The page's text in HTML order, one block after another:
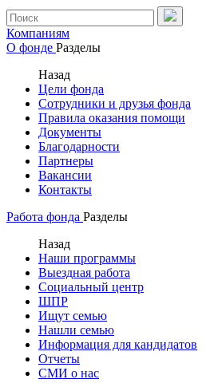
Компаниям
О фонде Разделы
Назад
Цели фонда
Сотрудники и друзья фонда
Правила оказания помощи
Документы
Благодарности
Партнеры
Вакансии
Контакты
Работа фонда Разделы
Назад
Наши программы
Выездная работа
Социальный центр
ШПР
Ищут семью
Нашли семью
Информация для кандидатов
Отчеты
СМИ о нас